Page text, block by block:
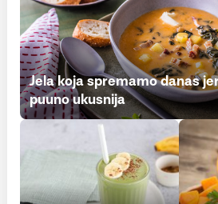
Jela koja spremamo danas
puuno ukusnija